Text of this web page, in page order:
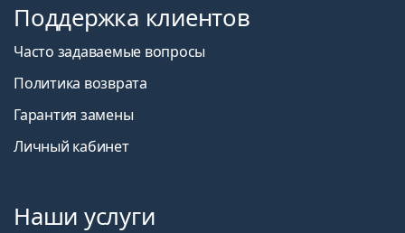
Поддержка клиентов
Часто задаваемые вопросы
Политика возврата
Гарантия замены
Личный кабинет
Наши услуги